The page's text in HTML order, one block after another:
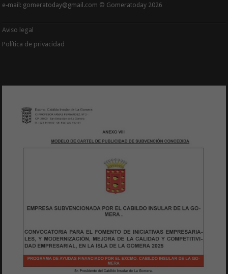
e-mail: gomeratoday@gmail.com © Gomeratoday 2026
Aviso legal
Política de privacidad